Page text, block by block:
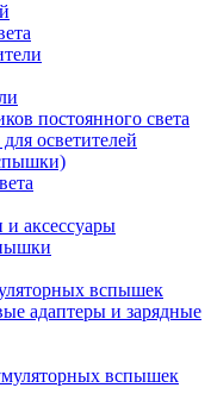
постоянного света
осветителей
аксессуары
вспышек
адаптеры и зарядные
вспышек